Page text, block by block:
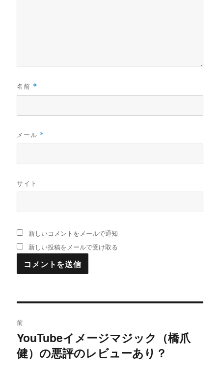
名前 *
メール *
サイト
新しいコメントをメールで通知
新しい投稿をメールで受け取る
稿
ナ
前
過
去
YouTubeイメージマジック（橋爪
健）の悪評のレビューあり？